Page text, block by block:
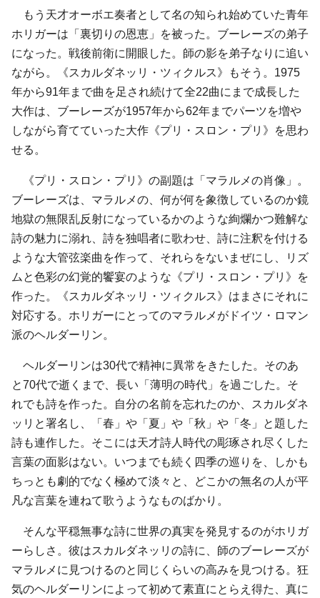
もう天才オーボエ奏者として名の知られ始めていた青年
ホリガーは「裏切りの恩恵」を被った。ブーレーズの弟子
になった。戦後前衛に開眼した。師の影を弟子なりに追い
ながら。《スカルダネッリ・ツィクルス》もそう。1975
年から91年まで曲を足され続けて全22曲にまで成長した
大作は、ブーレーズが1957年から62年までパーツを増や
しながら育てていった大作《プリ・スロン・プリ》を思わ
せる。
《プリ・スロン・プリ》の副題は「マラルメの肖像」。
ブーレーズは、マラルメの、何が何を象徴しているのか鏡
地獄の無限乱反射になっているかのような絢爛かつ難解な
詩の魅力に溺れ、詩を独唱者に歌わせ、詩に注釈を付ける
ような大管弦楽曲を作って、それらをないまぜにし、リズ
ムと色彩の幻覚的饗宴のような《プリ・スロン・プリ》を
作った。《スカルダネッリ・ツィクルス》はまさにそれに
対応する。ホリガーにとってのマラルメがドイツ・ロマン
派のヘルダーリン。
ヘルダーリンは30代で精神に異常をきたした。そのあ
と70代で逝くまで、長い「薄明の時代」を過ごした。そ
れでも詩を作った。自分の名前を忘れたのか、スカルダネ
ッリと署名し、「春」や「夏」や「秋」や「冬」と題した
詩も連作した。そこには天才詩人時代の彫琢され尽くした
言葉の面影はない。いつまでも続く四季の巡りを、しかも
ちっとも劇的でなく極めて淡々と、どこかの無名の人が平
凡な言葉を連ねて歌うようなものばかり。
そんな平穏無事な詩に世界の真実を発見するのがホリガ
ーらしさ。彼はスカルダネッリの詩に、師のブーレーズが
マラルメに見つけるのと同じくらいの高みを見つける。狂
気のヘルダーリンによって初めて素直にとらえ得た、真に